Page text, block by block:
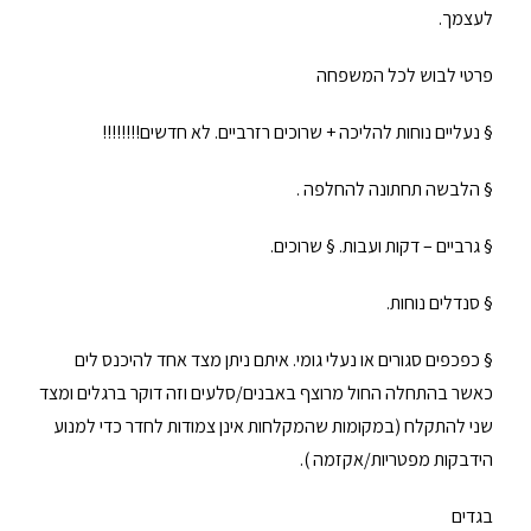
לעצמך.
פרטי לבוש לכל המשפחה
§ נעליים נוחות להליכה + שרוכים רזרביים. לא חדשים!!!!!!!!
§ הלבשה תחתונה להחלפה .
§ גרביים – דקות ועבות. § שרוכים.
§ סנדלים נוחות.
§ כפכפים סגורים או נעלי גומי. איתם ניתן מצד אחד להיכנס לים
כאשר בהתחלה החול מרוצף באבנים/סלעים וזה דוקר ברגלים ומצד
שני להתקלח (במקומות שהמקלחות אינן צמודות לחדר כדי למנוע
הידבקות מפטריות/אקזמה ).
בגדים